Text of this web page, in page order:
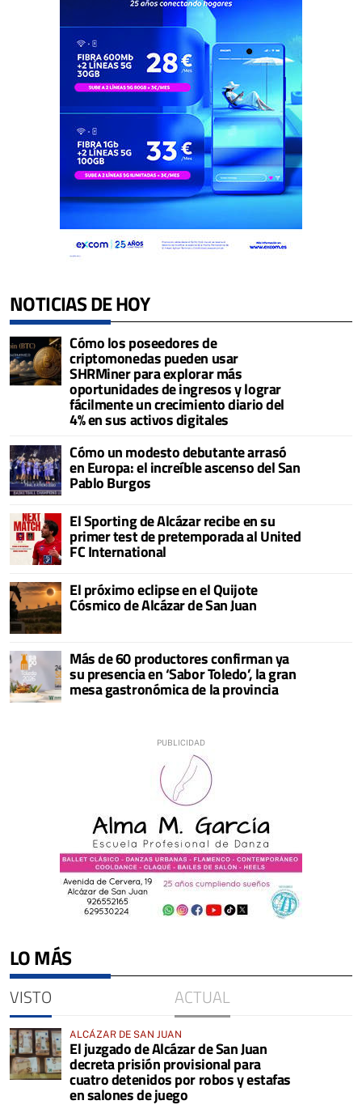
NOTICIAS DE HOY
Cómo los poseedores de
criptomonedas pueden usar
SHRMiner para explorar más
oportunidades de ingresos y lograr
fácilmente un crecimiento diario del
4% en sus activos digitales
Cómo un modesto debutante arrasó
en Europa: el increíble ascenso del San
Pablo Burgos
El Sporting de Alcázar recibe en su
primer test de pretemporada al United
FC International
El próximo eclipse en el Quijote
Cósmico de Alcázar de San Juan
Más de 60 productores confirman ya
su presencia en ‘Sabor Toledo’, la gran
mesa gastronómica de la provincia
LO MÁS
VISTO ACTUAL
ALCÁZAR DE SAN JUAN
El juzgado de Alcázar de San Juan
decreta prisión provisional para
cuatro detenidos por robos y estafas
en salones de juego